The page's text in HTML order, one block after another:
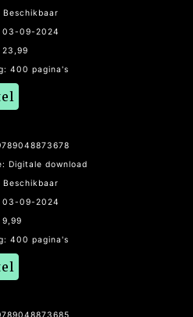
03-09-2024
23,99
400 pagina's
Digitale download
03-09-2024
400 pagina's